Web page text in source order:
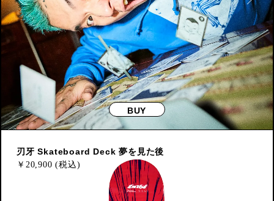
BUY
刃牙 Skateboard Deck 夢を見た後
￥ 20,900 (税込)